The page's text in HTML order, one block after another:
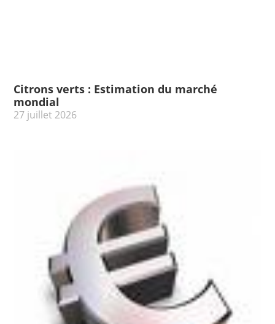
Citrons verts : Estimation du marché
mondial
27 juillet 2026